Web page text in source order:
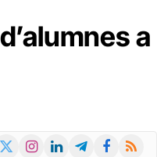
a
X
Instagram
LinkedInTelegramFacebook
RSS